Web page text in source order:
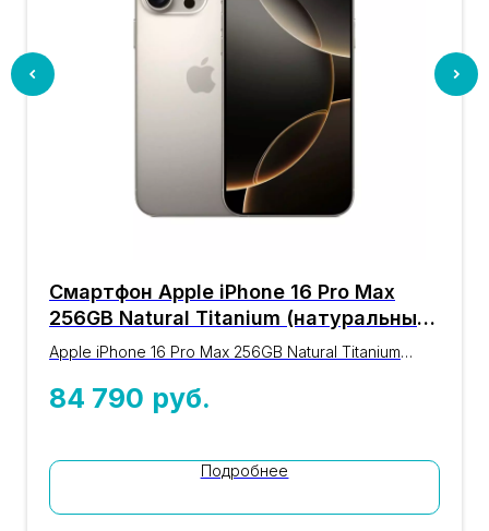
Смартфон Apple iPhone 16 Pro Max
256GB Natural Titanium (натуральный
титан) nano-SIM + eSIM
Apple iPhone 16 Pro Max 256GB Natural Titanium
серии с процессором A18 Pro, дисплеем 6,9″,
IMEI, гарантия магазина 12 месяцев, доставка по
84 790 руб.
Подробнее